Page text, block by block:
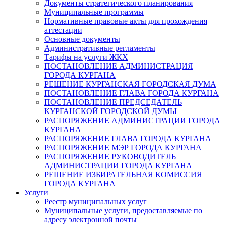
Документы стратегического планирования
Муниципальные программы
Нормативные правовые акты для прохождения
аттестации
Основные документы
Административные регламенты
Тарифы на услуги ЖКХ
ПОСТАНОВЛЕНИЕ АДМИНИСТРАЦИЯ
ГОРОДА КУРГАНА
РЕШЕНИЕ КУРГАНСКАЯ ГОРОДСКАЯ ДУМА
ПОСТАНОВЛЕНИЕ ГЛАВА ГОРОДА КУРГАНА
ПОСТАНОВЛЕНИЕ ПРЕДСЕДАТЕЛЬ
КУРГАНСКОЙ ГОРОДСКОЙ ДУМЫ
РАСПОРЯЖЕНИЕ АДМИНИСТРАЦИИ ГОРОДА
КУРГАНА
РАСПОРЯЖЕНИЕ ГЛАВА ГОРОДА КУРГАНА
РАСПОРЯЖЕНИЕ МЭР ГОРОДА КУРГАНА
РАСПОРЯЖЕНИЕ РУКОВОДИТЕЛЬ
АДМИНИСТРАЦИИ ГОРОДА КУРГАНА
РЕШЕНИЕ ИЗБИРАТЕЛЬНАЯ КОМИССИЯ
ГОРОДА КУРГАНА
Услуги
Реестр муниципальных услуг
Муниципальные услуги, предоставляемые по
адресу электронной почты